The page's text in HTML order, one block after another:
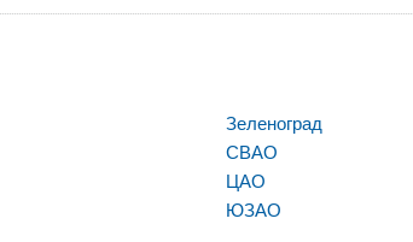
Зеленоград
СВАО
ЦАО
ЮЗАО